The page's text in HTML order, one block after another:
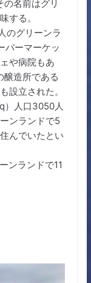
名前はグリ
する。
のグリーンラ
パーマーケッ
や病院もあ
醸造所である
設立された。
）人口3050人
ンランドで5
んでいたとい
ンランドで11